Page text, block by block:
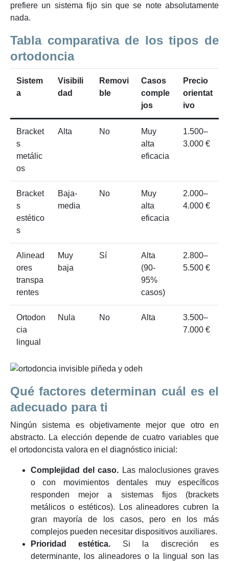
prefiere un sistema fijo sin que se note absolutamente
nada.
Tabla comparativa de los tipos de
ortodoncia
Sistem
a
Visibili
dad
Removi
ble
Casos
comple
jos
Precio
orientat
ivo
Bracket
s
metálic
os
Alta No
Muy
alta
eficacia
1.500–
3.000 €
Bracket
s
estético
s
Baja-
media
No
Muy
alta
eficacia
2.000–
4.000 €
Alinead
ores
transpa
rentes
Muy
baja
Sí
Alta
(90-
95%
casos)
2.800–
5.500 €
Ortodon
cia
lingual
Nula No Alta
3.500–
7.000 €
Qué factores determinan cuál es el
adecuado para ti
Ningún sistema es objetivamente mejor que otro en
abstracto. La elección depende de cuatro variables que
el ortodoncista valora en el diagnóstico inicial:
Complejidad del caso. Las maloclusiones graves
o con movimientos dentales muy específicos
responden mejor a sistemas fijos (brackets
metálicos o estéticos). Los alineadores cubren la
gran mayoría de los casos, pero en los más
complejos pueden necesitar dispositivos auxiliares.
Prioridad estética. Si la discreción es
determinante, los alineadores o la lingual son las